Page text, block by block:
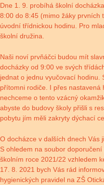
Dne 1. 9. probíhá školní
8:00 do 8:45 (mimo žáky prvních
úvodní třídnickou hodinu. Pro
školní družina.
Naši noví prvňáčci budou mít
docházky od 9:00 ve svých
jednat o jednu vyučovací
přítomni rodiče. I přes nastavená
nechceme o tento vzácný
abyste do budovy školy přišli s
pobytu jím měli zakryty dýchací
O docházce v dalších dnech Vás
S ohledem na soubor
školním roce 2021/22 vzhledem
17. 8. 2021 bych Vás rád
hygienických pravidel na ZŠ